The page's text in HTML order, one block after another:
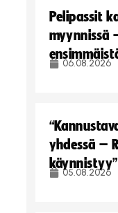
Pelipassit
myynnissä
06.08.2026
yhdessä –
käynnistyy”
05.08.2026